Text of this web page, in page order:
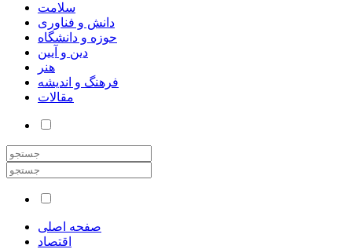
سلامت
دانش و فناوری
حوزه و دانشگاه
دین و آیین
هنر
فرهنگ و اندیشه
مقالات
صفحه اصلی
اقتصاد